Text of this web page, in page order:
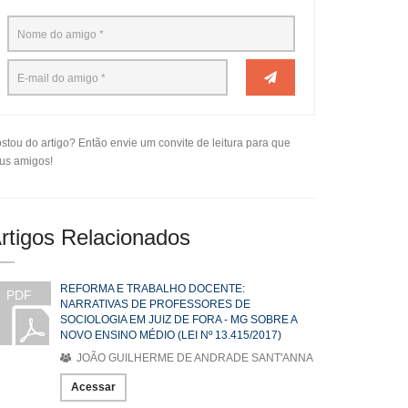
do artigo? Então envie um convite de leitura para que
amigos!
Relacionados
PDF
REFORMA E TRABALHO DOCENTE:
NARRATIVAS DE PROFESSORES DE
SOCIOLOGIA EM JUIZ DE FORA - MG SOBRE A
NOVO ENSINO MÉDIO (LEI Nº 13.415/2017)
JOÃO GUILHERME DE ANDRADE SANT'ANNA
Acessar